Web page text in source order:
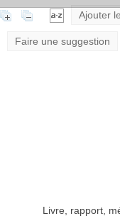
Ajouter
Faire une suggestion
Livre, rapport,